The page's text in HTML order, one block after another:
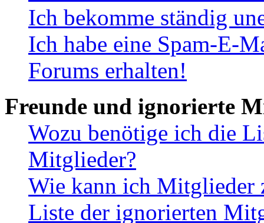
Ich bekomme ständig
Ich habe eine Spam-E-
Forums erhalten!
Freunde und ignorierte
Wozu benötige ich die
Mitglieder?
Wie kann ich Mitglieder
Liste der ignorierten